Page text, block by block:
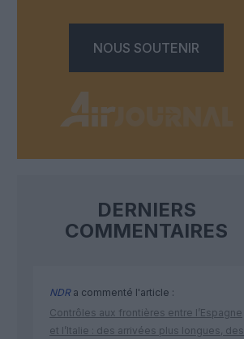
NOUS SOUTENIR
DERNIERS
COMMENTAIRES
NDRa commenté l'article :
Contrôles aux frontières entre l’Espagne
et l’Italie : des arrivées plus longues, des